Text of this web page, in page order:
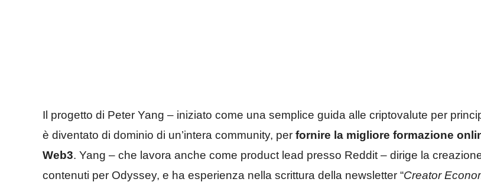
Il progetto di Peter Yang – iniziato come una semplice guida alle criptovalute per
è diventato di dominio di un’intera community, per fornire la migliore formazione
Web3. Yang – che lavora anche come product lead presso Reddit – dirige la
contenuti per Odyssey, e ha esperienza nella scrittura della newsletter “Creator